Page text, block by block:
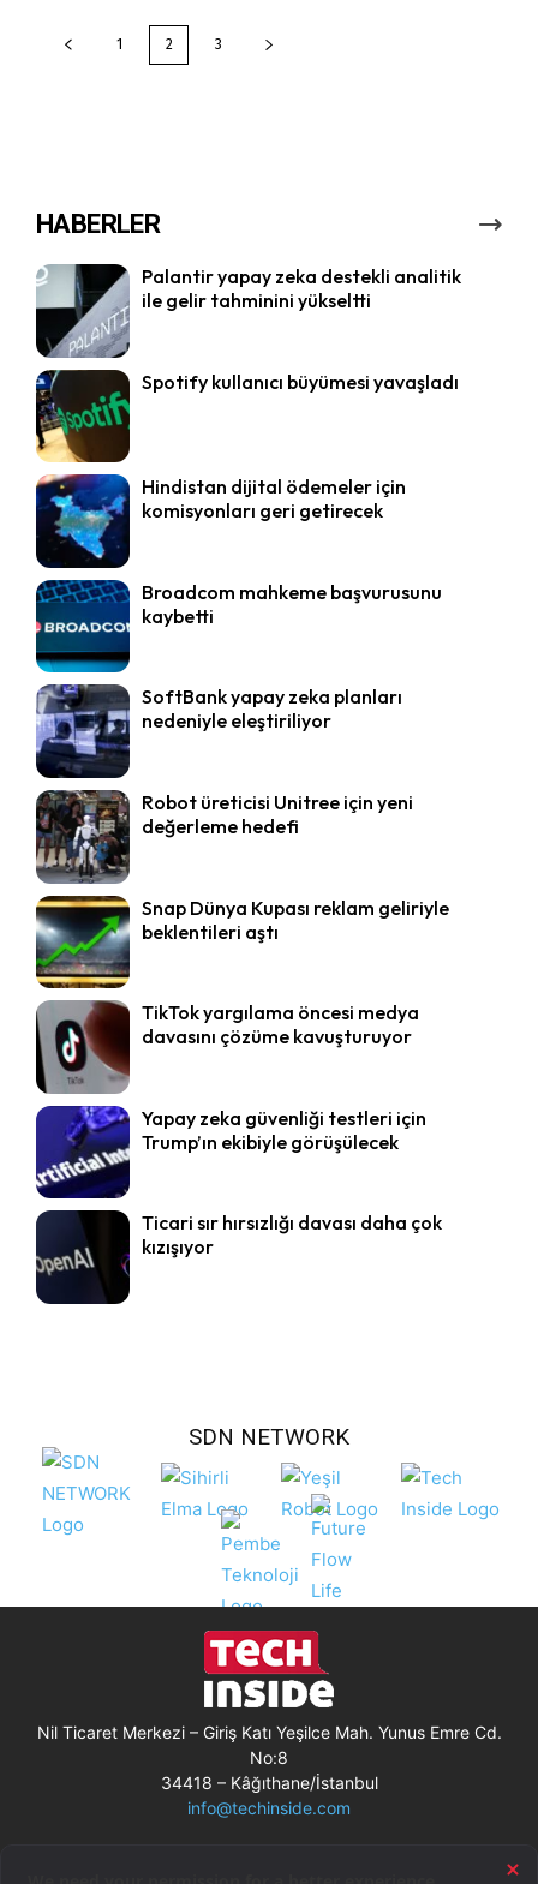
1 2 3
HABERLER
Palantir yapay zeka destekli analitik
ile gelir tahminini yükseltti
Spotify kullanıcı büyümesi yavaşladı
Hindistan dijital ödemeler için
komisyonları geri getirecek
Broadcom mahkeme başvurusunu
kaybetti
SoftBank yapay zeka planları
nedeniyle eleştiriliyor
Robot üreticisi Unitree için yeni
değerleme hedefi
Snap Dünya Kupası reklam geliriyle
beklentileri aştı
TikTok yargılama öncesi medya
davasını çözüme kavuşturuyor
Yapay zeka güvenliği testleri için
Trump’ın ekibiyle görüşülecek
Ticari sır hırsızlığı davası daha çok
kızışıyor
SDN NETWORK
Nil Ticaret Merkezi – Giriş Katı Yeşilce Mah. Yunus Emre Cd.
No:8
34418 – Kâğıthane/İstanbul
info@techinside.com